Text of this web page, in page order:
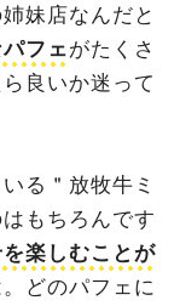
妹店なんだと
フェがたくさ
良いか迷って
る＂放牧牛ミ
もちろんです
楽しむことが
どのパフェに